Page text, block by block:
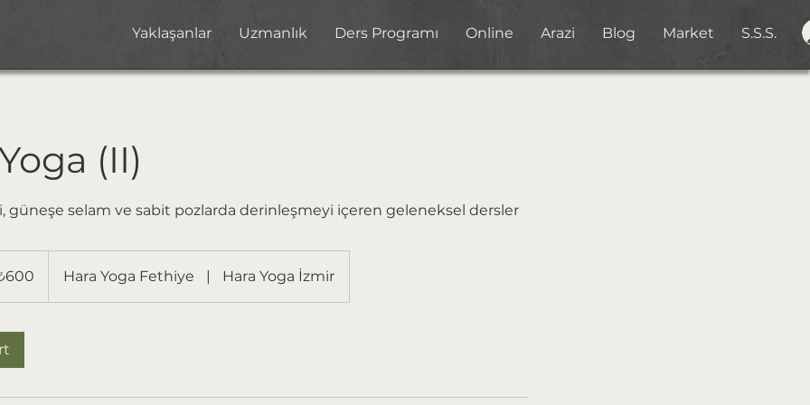
Yaklaşanlar Uzmanlık Ders Programı Online Arazi Blog Market S.S.S.
(II)
güneşe selam ve sabit pozlarda derinleşmeyi içeren geleneksel dersler
Hara Yoga Fethiye | Hara Yoga İzmir